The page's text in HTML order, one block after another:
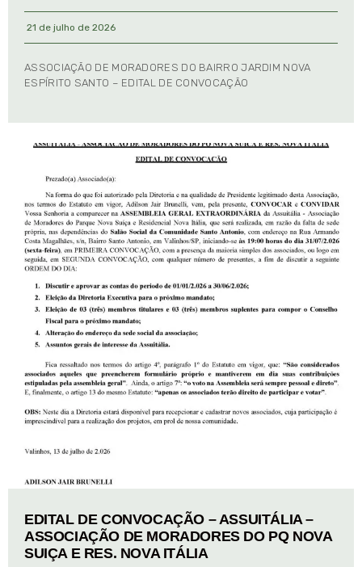
21 de julho de 2026
ASSOCIAÇÃO DE MORADORES DO BAIRRO JARDIM NOVA
ESPÍRITO SANTO – EDITAL DE CONVOCAÇÃO
EDITAL DE CONVOCAÇÃO – ASSUITÁLIA –
ASSOCIAÇÃO DE MORADORES DO PQ NOVA
SUIÇA E RES. NOVA ITÁLIA